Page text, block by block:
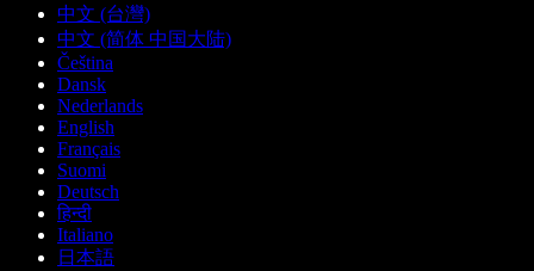
中文 (台灣)
中文 (简体 中国大陆)
Čeština
Dansk
Nederlands
English
Français
Suomi
Deutsch
हिन्दी
Italiano
日本語